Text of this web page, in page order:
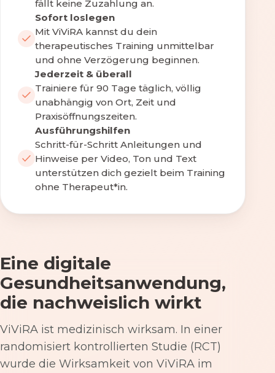
fällt keine Zuzahlung an.
Sofort loslegen
Mit ViViRA kannst du dein
therapeutisches Training unmittelbar
und ohne Verzögerung beginnen.
Jederzeit & überall
Trainiere für 90 Tage täglich, völlig
unabhängig von Ort, Zeit und
Praxisöffnungszeiten.
Ausführungshilfen
Schritt-für-Schritt Anleitungen und
Hinweise per Video, Ton und Text
unterstützen dich gezielt beim Training
ohne Therapeut*in.
Eine digitale
Gesundheitsanwendung,
die nachweislich wirkt
ViViRA ist medizinisch wirksam. In einer
randomisiert kontrollierten Studie (RCT)
wurde die Wirksamkeit von ViViRA im